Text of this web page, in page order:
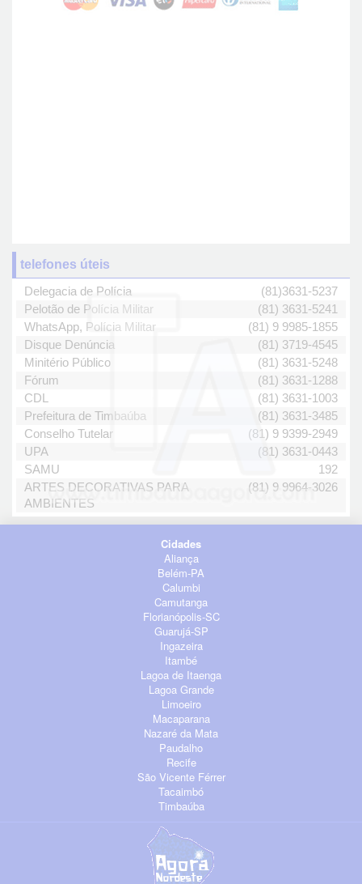
telefones úteis
Delegacia de Polícia
(81)3631-5237
Pelotão de Polícia Militar
(81) 3631-5241
WhatsApp, Polícia Militar
(81) 9 9985-1855
Disque Denúncia
(81) 3719-4545
Minitério Público
(81) 3631-5248
Fórum
(81) 3631-1288
CDL
(81) 3631-1003
Prefeitura de Timbaúba
(81) 3631-3485
Conselho Tutelar
(81) 9 9399-2949
UPA
(81) 3631-0443
SAMU
192
ARTES DECORATIVAS PARA
AMBIENTES
(81) 9 9964-3026
Cidades
Aliança
Belém-PA
Calumbi
Camutanga
Florianópolis-SC
Guarujá-SP
Ingazeira
Itambé
Lagoa de Itaenga
Lagoa Grande
Limoeiro
Macaparana
Nazaré da Mata
Paudalho
Recife
São Vicente Férrer
Tacaimbó
Timbaúba